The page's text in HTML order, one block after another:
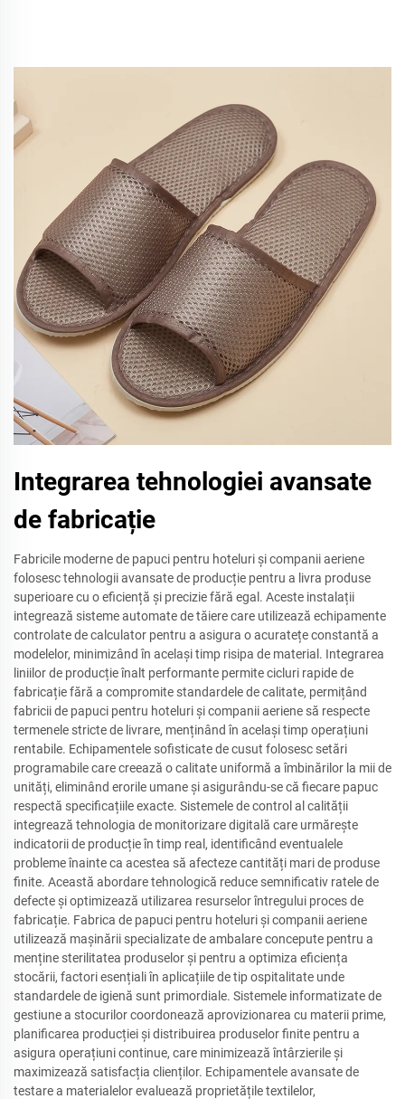
Integrarea tehnologiei avansate
de fabricație
Fabricile moderne de papuci pentru hoteluri și companii aeriene
folosesc tehnologii avansate de producție pentru a livra produse
superioare cu o eficiență și precizie fără egal. Aceste instalații
integrează sisteme automate de tăiere care utilizează echipamente
controlate de calculator pentru a asigura o acuratețe constantă a
modelelor, minimizând în același timp risipa de material. Integrarea
liniilor de producție înalt performante permite cicluri rapide de
fabricație fără a compromite standardele de calitate, permițând
fabricii de papuci pentru hoteluri și companii aeriene să respecte
termenele stricte de livrare, menținând în același timp operațiuni
rentabile. Echipamentele sofisticate de cusut folosesc setări
programabile care creează o calitate uniformă a îmbinărilor la mii de
unități, eliminând erorile umane și asigurându-se că fiecare papuc
respectă specificațiile exacte. Sistemele de control al calității
integrează tehnologia de monitorizare digitală care urmărește
indicatorii de producție în timp real, identificând eventualele
probleme înainte ca acestea să afecteze cantități mari de produse
finite. Această abordare tehnologică reduce semnificativ ratele de
defecte și optimizează utilizarea resurselor întregului proces de
fabricație. Fabrica de papuci pentru hoteluri și companii aeriene
utilizează mașinării specializate de ambalare concepute pentru a
menține sterilitatea produselor și pentru a optimiza eficiența
stocării, factori esențiali în aplicațiile de tip ospitalitate unde
standardele de igienă sunt primordiale. Sistemele informatizate de
gestiune a stocurilor coordonează aprovizionarea cu materii prime,
planificarea producției și distribuirea produselor finite pentru a
asigura operațiuni continue, care minimizează întârzierile și
maximizează satisfacția clienților. Echipamentele avansate de
testare a materialelor evaluează proprietățile textilelor,